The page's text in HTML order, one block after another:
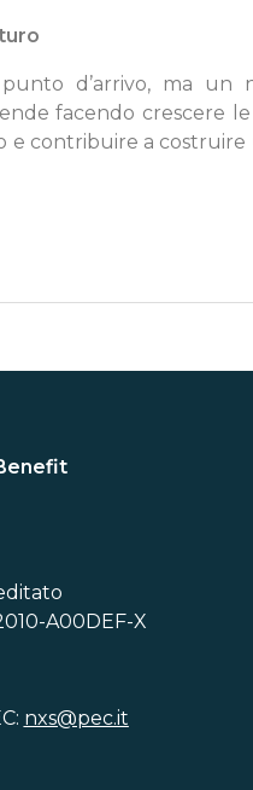
d’arrivo, ma un
facendo crescere
e contribuire a
A00DEF-X
nxs@pec.it